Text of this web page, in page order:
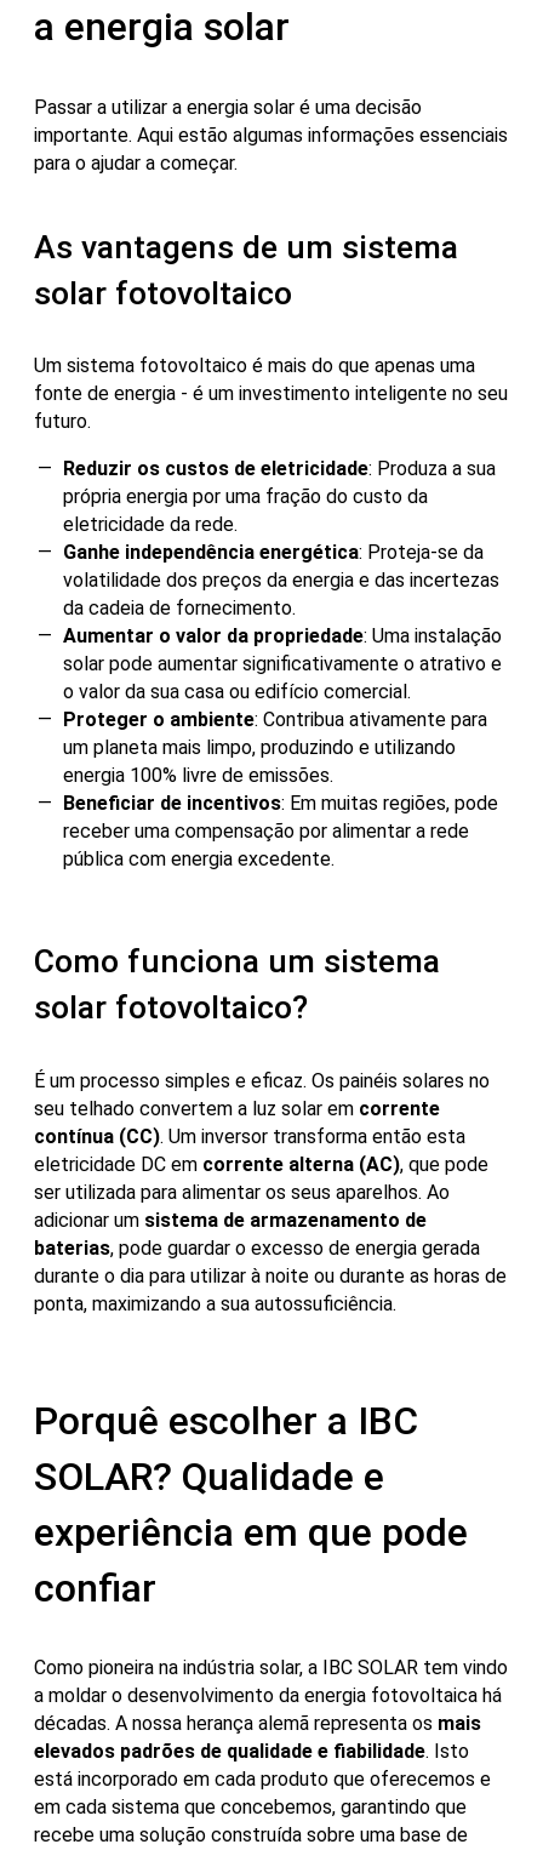
a energia solar
Passar a utilizar a energia solar é uma decisão
importante. Aqui estão algumas informações essenciais
para o ajudar a começar.
As vantagens de um sistema
solar fotovoltaico
Um sistema fotovoltaico é mais do que apenas uma
fonte de energia - é um investimento inteligente no seu
futuro.
Reduzir os custos de eletricidade: Produza a sua
própria energia por uma fração do custo da
eletricidade da rede.
Ganhe independência energética: Proteja-se da
volatilidade dos preços da energia e das incertezas
da cadeia de fornecimento.
Aumentar o valor da propriedade: Uma instalação
solar pode aumentar significativamente o atrativo e
o valor da sua casa ou edifício comercial.
Proteger o ambiente: Contribua ativamente para
um planeta mais limpo, produzindo e utilizando
energia 100% livre de emissões.
Beneficiar de incentivos: Em muitas regiões, pode
receber uma compensação por alimentar a rede
pública com energia excedente.
Como funciona um sistema
solar fotovoltaico?
É um processo simples e eficaz. Os painéis solares no
seu telhado convertem a luz solar em corrente
contínua (CC). Um inversor transforma então esta
eletricidade DC em corrente alterna (AC), que pode
ser utilizada para alimentar os seus aparelhos. Ao
adicionar um sistema de armazenamento de
baterias, pode guardar o excesso de energia gerada
durante o dia para utilizar à noite ou durante as horas de
ponta, maximizando a sua autossuficiência.
Porquê escolher a IBC
SOLAR? Qualidade e
experiência em que pode
confiar
Como pioneira na indústria solar, a IBC SOLAR tem vindo
a moldar o desenvolvimento da energia fotovoltaica há
décadas. A nossa herança alemã representa os mais
elevados padrões de qualidade e fiabilidade. Isto
está incorporado em cada produto que oferecemos e
em cada sistema que concebemos, garantindo que
recebe uma solução construída sobre uma base de